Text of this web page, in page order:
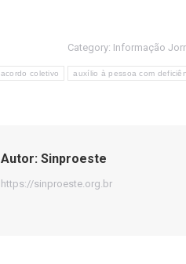
Category: Informação
acordo coletivo auxílio à pessoa com
Autor: Sinproeste
https://sinproeste.org.br